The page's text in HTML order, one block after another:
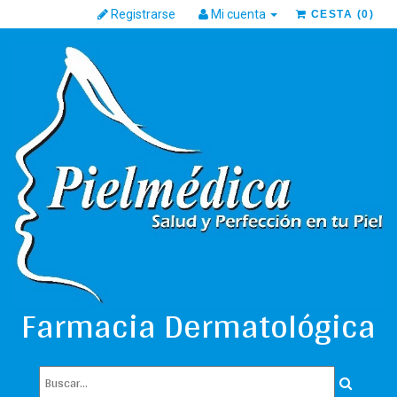
CESTA (0)
Registrarse Mi cuenta
Farmacia Dermatológica